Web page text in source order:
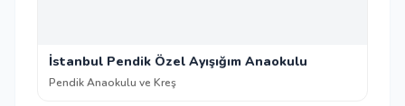
İstanbul Pendik Özel Ayışığım Anaokulu
Pendik Anaokulu ve Kreş